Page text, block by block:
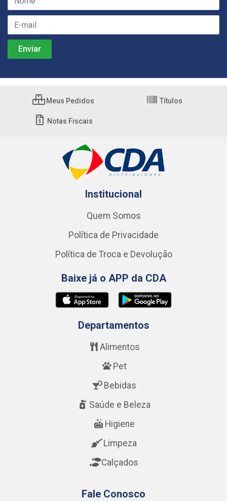
Meus Pedidos Títulos
Notas Fiscais
Institucional
Quem Somos
Política de Privacidade
Política de Troca e Devolução
Baixe já o APP da CDA
Departamentos
Alimentos
Pet
Bebidas
Saúde e Beleza
Higiene
Limpeza
Calçados
Fale Conosco